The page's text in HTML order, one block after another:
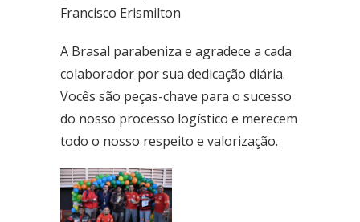
Francisco Erismilton
A Brasal parabeniza e agradece a cada
colaborador por sua dedicação diária.
Vocês são peças-chave para o sucesso
do nosso processo logístico e merecem
todo o nosso respeito e valorização.